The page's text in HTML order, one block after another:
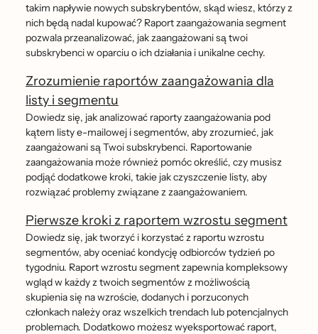
takim napływie nowych subskrybentów, skąd wiesz, którzy z
nich będą nadal kupować? Raport zaangażowania segment
pozwala przeanalizować, jak zaangażowani są twoi
subskrybenci w oparciu o ich działania i unikalne cechy.
Zrozumienie raportów zaangażowania dla
listy i segmentu
Dowiedz się, jak analizować raporty zaangażowania pod
kątem listy e-mailowej i segmentów, aby zrozumieć, jak
zaangażowani są Twoi subskrybenci. Raportowanie
zaangażowania może również pomóc określić, czy musisz
podjąć dodatkowe kroki, takie jak czyszczenie listy, aby
rozwiązać problemy związane z zaangażowaniem.
Pierwsze kroki z raportem wzrostu segment
Dowiedz się, jak tworzyć i korzystać z raportu wzrostu
segmentów, aby oceniać kondycję odbiorców tydzień po
tygodniu. Raport wzrostu segment zapewnia kompleksowy
wgląd w każdy z twoich segmentów z możliwością
skupienia się na wzroście, dodanych i porzuconych
członkach należy oraz wszelkich trendach lub potencjalnych
problemach. Dodatkowo możesz wyeksportować raport,